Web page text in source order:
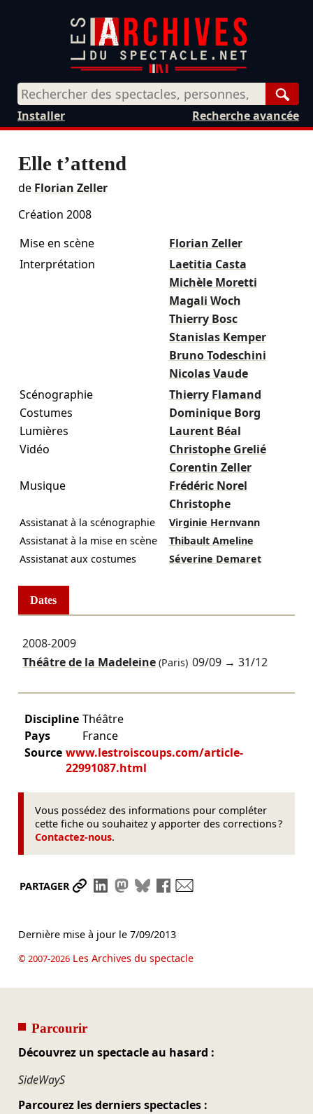
Recherche avancée
Installer
Elle t’attend
de Florian Zeller
Création 2008
Mise en scène
Florian Zeller
Interprétation
Laetitia Casta
Michèle Moretti
Magali Woch
Thierry Bosc
Stanislas Kemper
Bruno Todeschini
Nicolas Vaude
Scénographie
Thierry Flamand
Costumes
Dominique Borg
Lumières
Laurent Béal
Vidéo
Christophe Grelié
Corentin Zeller
Musique
Frédéric Norel
Christophe
Assistanat à la scénographie
Virginie Hernvann
Assistanat à la mise en scène
Thibault Ameline
Assistanat aux costumes
Séverine Demaret
Dates
2008-2009
Théâtre de la Madeleine(Paris) 09/09 →31/12
Discipline Théâtre
Pays
France
Source www.lestroiscoups.com/article-
22991087.html
Vous possédez des informations pour compléter
cette fiche ou souhaitez y apporter des corrections ?
Contactez-nous.
PARTAGER Partager le lien
Partager sur LinkedIn
Partager sur Mastodon
Partager sur Bluesky
Partager sur Facebook
Dernière mise à jour le 7/09/2013
© 2007-2026Les Archives du spectacle
Parcourir
Découvrez un spectacle au hasard :
SideWayS
Parcourez les derniers spectacles :